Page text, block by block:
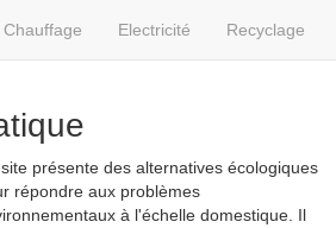
Chauffage Electricité Recyclage
présente des alternatives écologiques
répondre aux problèmes
à l'échelle domestique. Il